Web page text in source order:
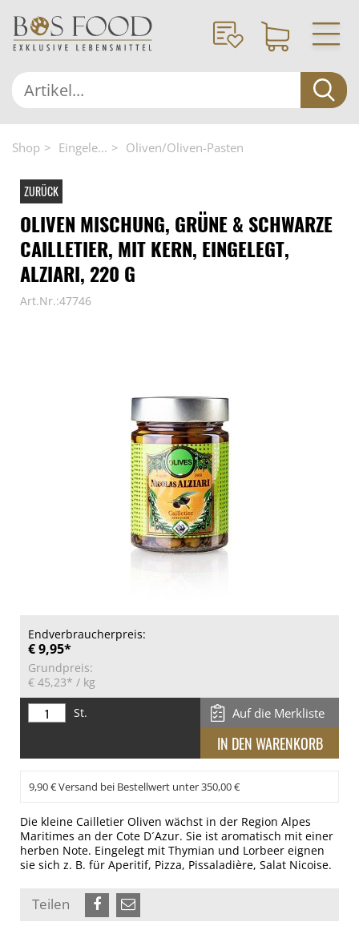
Shop Eingele... Oliven/Oliven-Pasten
ZURÜCK
OLIVEN MISCHUNG, GRÜNE & SCHWARZE
CAILLETIER, MIT KERN, EINGELEGT,
ALZIARI, 220 G
Art.Nr.:47746
Endverbraucherpreis:
€ 9,95*
Grundpreis:
€ 45,23* / kg
St.
Auf die Merkliste
9,90 € Versand bei Bestellwert unter 350,00 €
Die kleine Cailletier Oliven wächst in der Region Alpes
Maritimes an der Cote D´Azur. Sie ist aromatisch mit einer
herben Note. Eingelegt mit Thymian und Lorbeer eignen
sie sich z. B. für Aperitif, Pizza, Pissaladière, Salat Nicoise.
Teilen